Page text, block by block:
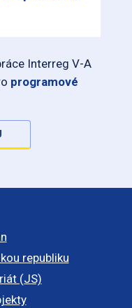
Interreg V-A
programové
republiku
(JS)